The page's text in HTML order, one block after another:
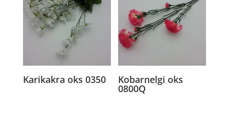
Karikakra oks 0350 Kobarnelgi oks
0800Q